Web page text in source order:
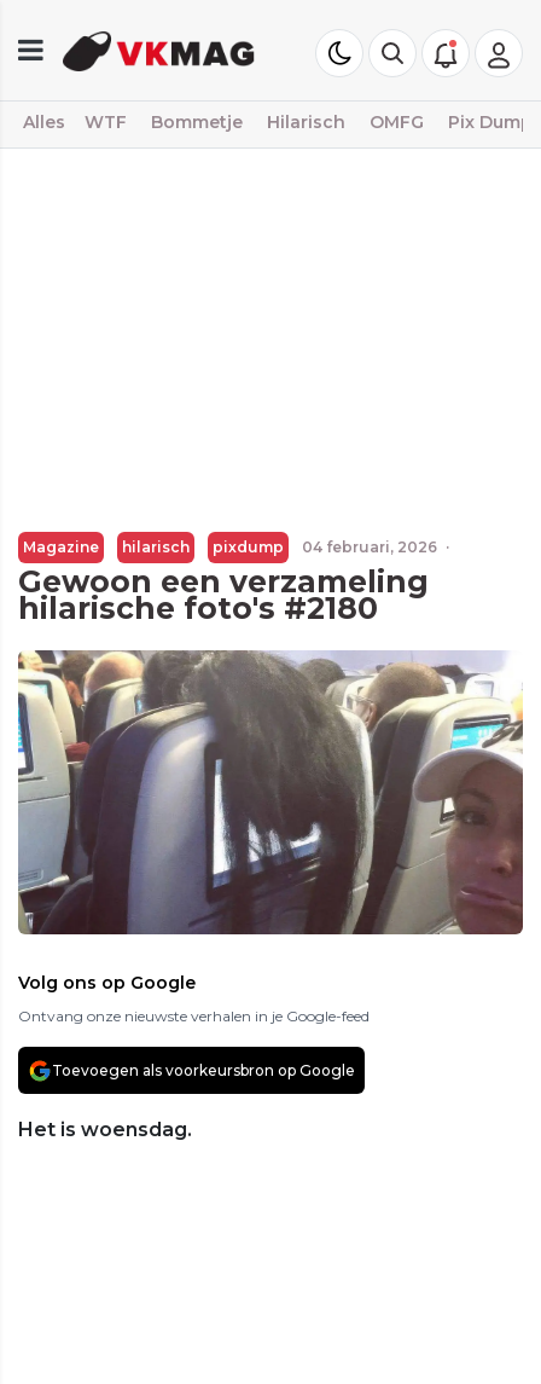
Alles WTF Bommetje Hilarisch OMFG Pix Dump
Magazine hilarisch pixdump 04 februari, 2026 ·
Gewoon een verzameling
hilarische foto's #2180
Volg ons op Google
Ontvang onze nieuwste verhalen in je Google-feed
Toevoegen als voorkeursbron op Google
Het is woensdag.